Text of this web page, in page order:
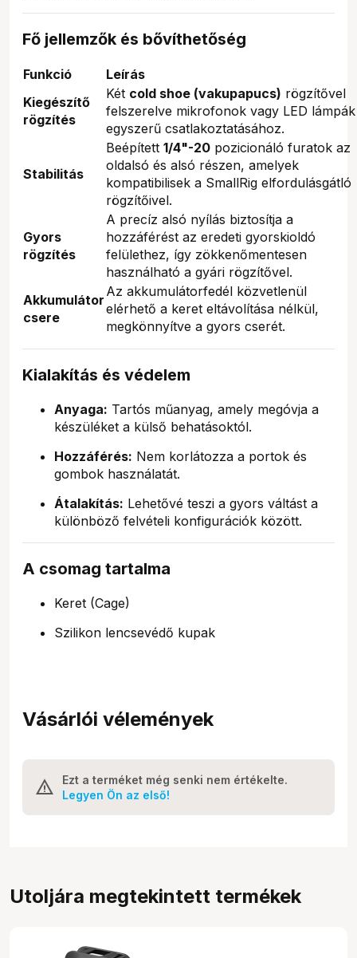
Fő jellemzők és bővíthetőség
Funkció
Leírás
Kiegészítő
rögzítés
Két cold shoe (vakupapucs) rögzítővel
felszerelve mikrofonok vagy LED lámpák
egyszerű csatlakoztatásához.
Stabilitás
Beépített 1/4"-20 pozicionáló furatok az
oldalsó és alsó részen, amelyek
kompatibilisek a SmallRig elfordulásgátló
rögzítőivel.
Gyors
rögzítés
A precíz alsó nyílás biztosítja a
hozzáférést az eredeti gyorskioldó
felülethez, így zökkenőmentesen
használható a gyári rögzítővel.
Akkumulátor
csere
Az akkumulátorfedél közvetlenül
elérhető a keret eltávolítása nélkül,
megkönnyítve a gyors cserét.
Kialakítás és védelem
Anyaga: Tartós műanyag, amely megóvja a
készüléket a külső behatásoktól.
Hozzáférés: Nem korlátozza a portok és
gombok használatát.
Átalakítás: Lehetővé teszi a gyors váltást a
különböző felvételi konfigurációk között.
A csomag tartalma
Keret (Cage)
Szilikon lencsevédő kupak
Vásárlói vélemények
Ezt a terméket még senki nem értékelte.
Legyen Ön az első!
Utoljára megtekintett termékek